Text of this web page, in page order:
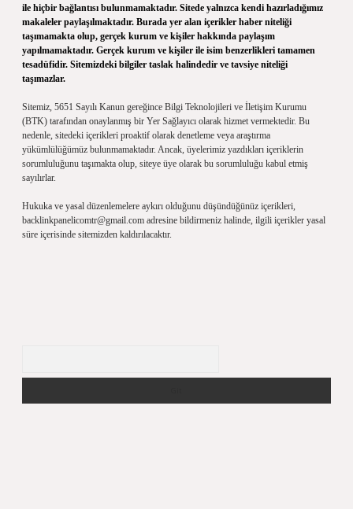
ile hiçbir bağlantısı bulunmamaktadır. Sitede yalnızca kendi hazırladığımız
makaleler paylaşılmaktadır. Burada yer alan içerikler haber niteliği
taşımamakta olup, gerçek kurum ve kişiler hakkında paylaşım
yapılmamaktadır. Gerçek kurum ve kişiler ile isim benzerlikleri tamamen
tesadüfidir. Sitemizdeki bilgiler taslak halindedir ve tavsiye niteliği
taşımazlar.
Sitemiz, 5651 Sayılı Kanun gereğince Bilgi Teknolojileri ve İletişim Kurumu
(BTK) tarafından onaylanmış bir Yer Sağlayıcı olarak hizmet vermektedir. Bu
nedenle, sitedeki içerikleri proaktif olarak denetleme veya araştırma
yükümlülüğümüz bulunmamaktadır. Ancak, üyelerimiz yazdıkları içeriklerin
sorumluluğunu taşımakta olup, siteye üye olarak bu sorumluluğu kabul etmiş
sayılırlar.
Hukuka ve yasal düzenlemelere aykırı olduğunu düşündüğünüz içerikleri,
backlinkpanelicomtr@gmail.com adresine bildirmeniz halinde, ilgili içerikler yasal
süre içerisinde sitemizden kaldırılacaktır.